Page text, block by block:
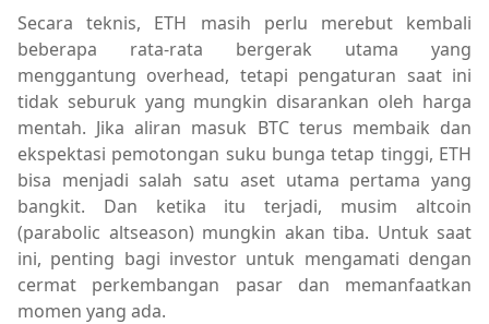
Secara teknis, ETH masih perlu merebut kembali
beberapa rata-rata bergerak utama yang
menggantung overhead, tetapi pengaturan saat ini
tidak seburuk yang mungkin disarankan oleh harga
mentah. Jika aliran masuk BTC terus membaik dan
ekspektasi pemotongan suku bunga tetap tinggi, ETH
bisa menjadi salah satu aset utama pertama yang
bangkit. Dan ketika itu terjadi, musim altcoin
(parabolic altseason) mungkin akan tiba. Untuk saat
ini, penting bagi investor untuk mengamati dengan
cermat perkembangan pasar dan memanfaatkan
momen yang ada.